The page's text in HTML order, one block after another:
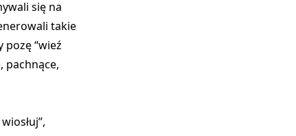
się na
takie
pozę “wieź
pachnące,